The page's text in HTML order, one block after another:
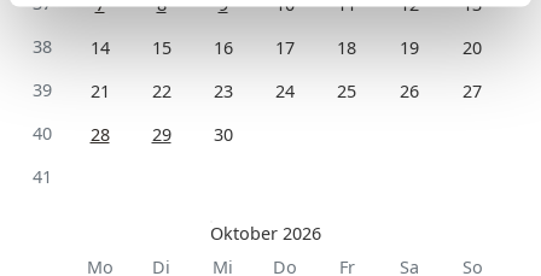
38
14 15 16 17 18 19
20
39
21 22 23 24 25 26
27
40
28 29
30
41
Oktober 2026
Mo
Di Mi Do Fr Sa
So